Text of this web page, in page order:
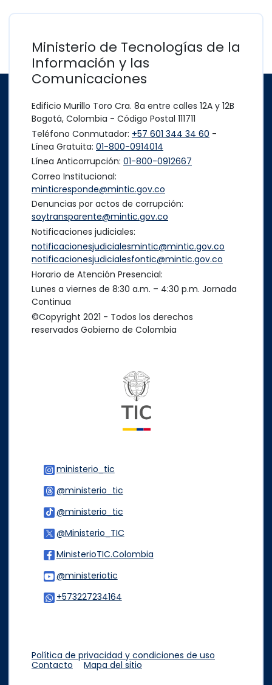
Ministerio de Tecnologías de la
Información y las
Comunicaciones
Edificio Murillo Toro Cra. 8a entre calles 12A y 12B
Bogotá, Colombia - Código Postal 111711
Teléfono Conmutador: +57 601 344 34 60 -
Línea Gratuita: 01-800-0914014
Línea Anticorrupción: 01-800-0912667
Correo Institucional:
minticresponde@mintic.gov.co
Denuncias por actos de corrupción:
soytransparente@mintic.gov.co
Notificaciones judiciales:
notificacionesjudicialesmintic@mintic.gov.co
notificacionesjudicialesfontic@mintic.gov.co
Horario de Atención Presencial:
Lunes a viernes de 8:30 a.m. – 4:30 p.m. Jornada
Continua
©Copyright 2021 - Todos los derechos
reservados Gobierno de Colombia
ministerio_tic
@ministerio_tic
@ministerio_tic
@Ministerio_TIC
MinisterioTIC.Colombia
@ministeriotic
+573227234164
Política de privacidad y condiciones de uso
Contacto
Mapa del sitio